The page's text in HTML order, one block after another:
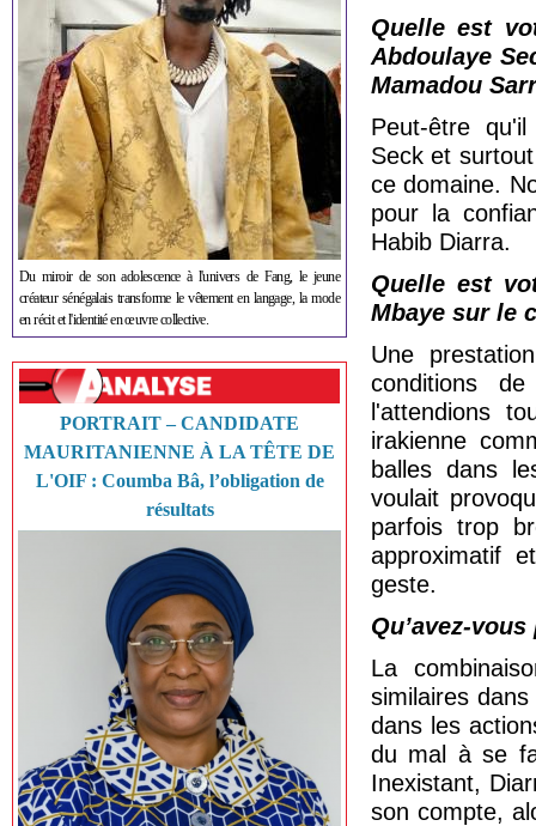
Du miroir de son adolescence à l'univers de Fang, le jeune
créateur sénégalais transforme le vêtement en langage, la mode
en récit et l'identité en œuvre collective.
PORTRAIT – CANDIDATE
MAURITANIENNE À LA TÊTE DE
L'OIF : Coumba Bâ, l’obligation de
résultats
Quelle est
Abdoulaye
Mamadou
Peut-être
Seck et
ce domaine.
pour la
Habib Diarra.
Quelle est
Mbaye sur le
Une
conditions
l'attendions
irakienne
balles dans
voulait
parfois trop
approximatif
geste.
Qu’avez-
La
similaires
dans les
du mal à se
Inexistant,
son compte,